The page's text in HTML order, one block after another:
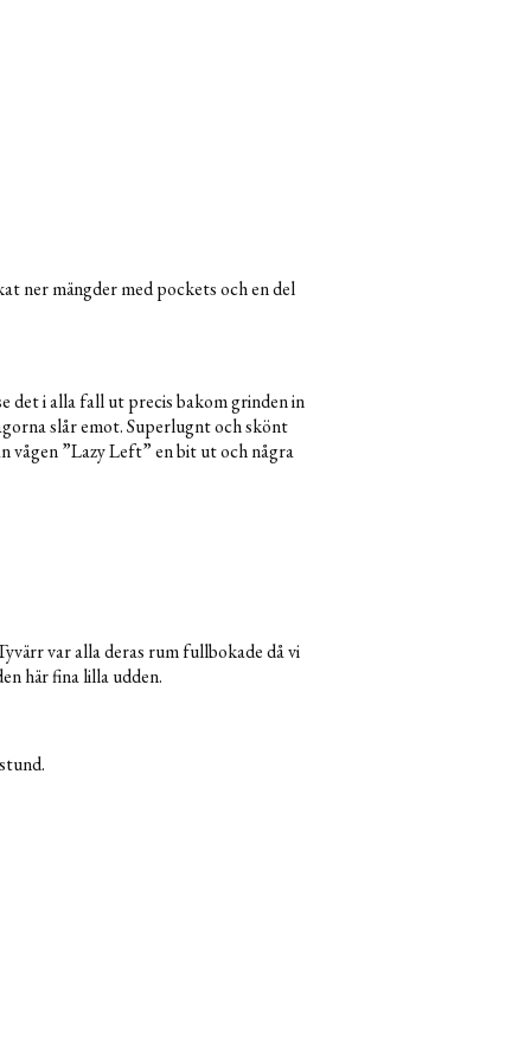
ner mängder med pockets och en del
det i alla fall ut precis bakom grinden in
slår emot. Superlugnt och skönt
vågen ”Lazy Left” en bit ut och några
var alla deras rum fullbokade då vi
här fina lilla udden.